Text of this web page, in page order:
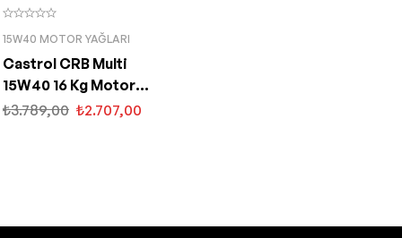
15W40 MOTOR YAĞLARI
Castrol CRB Multi
15W40 16 Kg Motor
Yağı
₺3.789,00 ₺2.707,00